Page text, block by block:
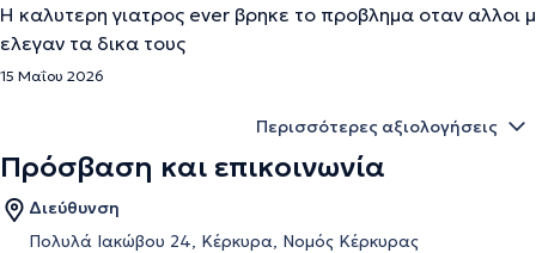
Η καλυτερη γιατρος ever βρηκε το προβλημα οταν αλλοι μ
ελεγαν τα δικα τους
15 Μαΐου 2026
Περισσότερες αξιολογήσεις
Πρόσβαση και επικοινωνία
Διεύθυνση
Πολυλά Ιακώβου 24, Κέρκυρα, Νομός Κέρκυρας